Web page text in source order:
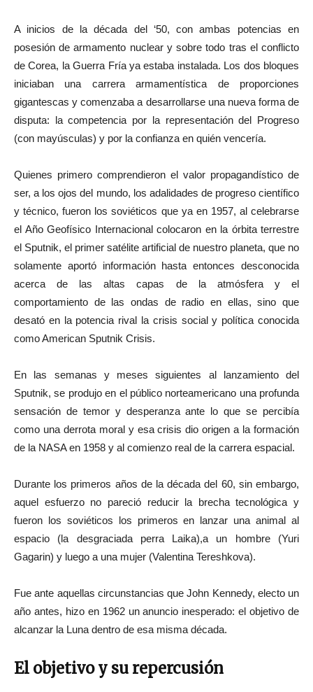
A inicios de la década del ‘50, con ambas potencias en
posesión de armamento nuclear y sobre todo tras el conflicto
de Corea, la Guerra Fría ya estaba instalada. Los dos bloques
iniciaban una carrera armamentística de proporciones
gigantescas y comenzaba a desarrollarse una nueva forma de
disputa: la competencia por la representación del Progreso
(con mayúsculas) y por la confianza en quién vencería.
Quienes primero comprendieron el valor propagandístico de
ser, a los ojos del mundo, los adalidades de progreso científico
y técnico, fueron los soviéticos que ya en 1957, al celebrarse
el Año Geofísico Internacional colocaron en la órbita terrestre
el Sputnik, el primer satélite artificial de nuestro planeta, que no
solamente aportó información hasta entonces desconocida
acerca de las altas capas de la atmósfera y el
comportamiento de las ondas de radio en ellas, sino que
desató en la potencia rival la crisis social y política conocida
como American Sputnik Crisis.
En las semanas y meses siguientes al lanzamiento del
Sputnik, se produjo en el público norteamericano una profunda
sensación de temor y desperanza ante lo que se percibía
como una derrota moral y esa crisis dio origen a la formación
de la NASA en 1958 y al comienzo real de la carrera espacial.
Durante los primeros años de la década del 60, sin embargo,
aquel esfuerzo no pareció reducir la brecha tecnológica y
fueron los soviéticos los primeros en lanzar una animal al
espacio (la desgraciada perra Laika),a un hombre (Yuri
Gagarin) y luego a una mujer (Valentina Tereshkova).
Fue ante aquellas circunstancias que John Kennedy, electo un
año antes, hizo en 1962 un anuncio inesperado: el objetivo de
alcanzar la Luna dentro de esa misma década.
El objetivo y su repercusión